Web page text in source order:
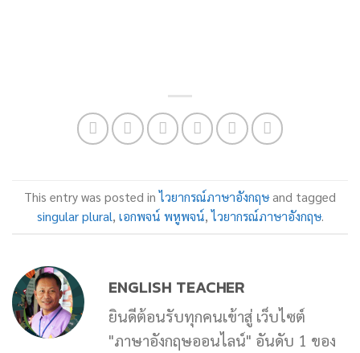
This entry was posted inไวยากรณ์ภาษาอังกฤษand tagged
singular plural, เอกพจน์ พหูพจน์,ไวยากรณ์ภาษาอังกฤษ.
ENGLISH TEACHER
ยินดีต้อนรับทุกคนเข้าสู่ เว็บไซต์
"ภาษาอังกฤษออนไลน์" อันดับ 1 ของ